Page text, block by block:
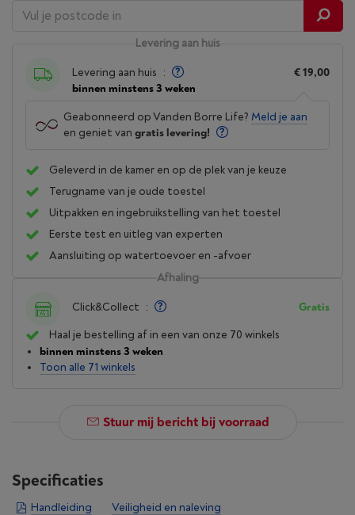
Levering aan huis
Levering aan huis :
binnen minstens 3 weken
€ 19,00
Geabonneerd op Vanden Borre Life? Meld je aan
en geniet van gratis levering!
Geleverd in de kamer en op de plek van je keuze
Terugname van je oude toestel
Uitpakken en ingebruikstelling van het toestel
Eerste test en uitleg van experten
Aansluiting op watertoevoer en -afvoer
Afhaling
Click&Collect : Gratis
Haal je bestelling af in een van onze 70 winkels
binnen minstens 3 weken
Toon alle 71 winkels
Stuur mij bericht bij voorraad
Specificaties
Handleiding Veiligheid en naleving